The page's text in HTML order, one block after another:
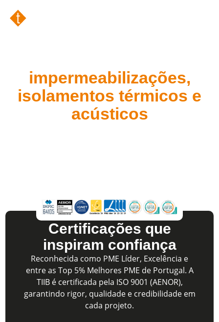
impermeabilizações,
isolamentos térmicos e
acústicos
Certificações que
inspiram confiança
Reconhecida como PME Líder, Excelência e
entre as Top 5% Melhores PME de Portugal. A
TIIB é certificada pela ISO 9001 (AENOR),
garantindo rigor, qualidade e credibilidade em
cada projeto.